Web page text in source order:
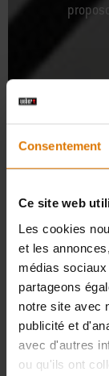
Consentement
Ce site web
Les cookies
et les
médias
partageons
notre site avec
publicité et
avec d'autres
ou qu'ils ont